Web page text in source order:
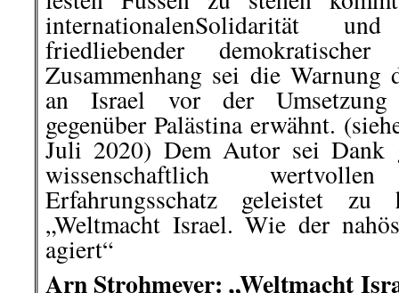
internationalenSolidarität
friedliebender
Zusammenhang sei die
an Israel vor der Umsetzung
gegenüber Palästina erwähnt.
Juli 2020) Dem Autor sei Dank
wissenschaftlich
Erfahrungsschatz geleistet zu
„Weltmacht Israel. Wie der
agiert“
Arn Strohmeyer: „Weltmacht